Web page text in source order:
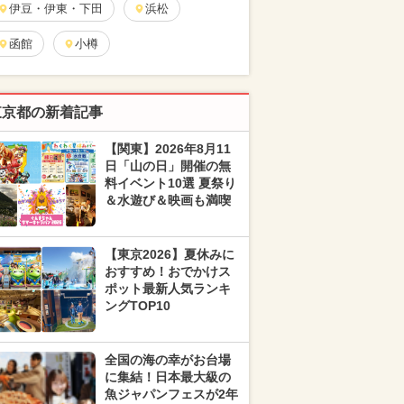
伊豆・伊東・下田 浜松
函館 小樽
都の新着記事
【関東】2026年8月11
日「山の日」開催の無
料イベント10選 夏祭り
＆水遊び＆映画も満喫
【東京2026】夏休みに
おすすめ！おでかけス
ポット最新人気ランキ
ングTOP10
全国の海の幸がお台場
に集結！日本最大級の
魚ジャパンフェスが2年